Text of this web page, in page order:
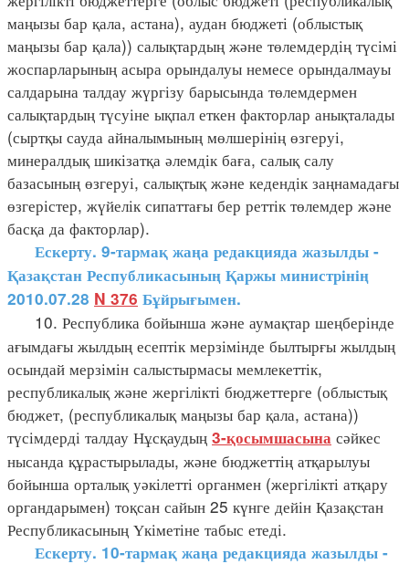
маңызы бар қала, астана), аудан бюджеті (облыстық
маңызы бар қала)) салықтардың және төлемдердің түсімі
жоспарларының асыра орындалуы немесе орындалмауы
салдарына талдау жүргізу барысында төлемдермен
салықтардың түсуіне ықпал еткен факторлар анықталады
(сыртқы сауда айналымының мөлшерінің өзгеруі,
минералдық шикізатқа әлемдік баға, салық салу
базасының өзгеруі, салықтық және кедендік заңнамадағы
өзгерістер, жүйелік сипаттағы бер реттік төлемдер және
басқа да факторлар).
Ескерту. 9-тармақ жаңа редакцияда жазылды -
Қазақстан Республикасының Қаржы министрінің
2010.07.28 N 376 Бұйрығымен.
10. Республика бойынша және аумақтар шеңберінде
ағымдағы жылдың есептік мерзімінде былтырғы жылдың
осындай мерзімін салыстырмасы мемлекеттік,
республикалық және жергілікті бюджеттерге (облыстық
бюджет, (республикалық маңызы бар қала, астана))
түсімдерді талдау Нұсқаудың 3-қосымшасына сәйкес
нысанда құрастырылады, және бюджеттің атқарылуы
бойынша орталық уәкілетті органмен (жергілікті атқару
органдарымен) тоқсан сайын 25 күнге дейін Қазақстан
Республикасының Үкіметіне табыс етеді.
Ескерту. 10-тармақ жаңа редакцияда жазылды -